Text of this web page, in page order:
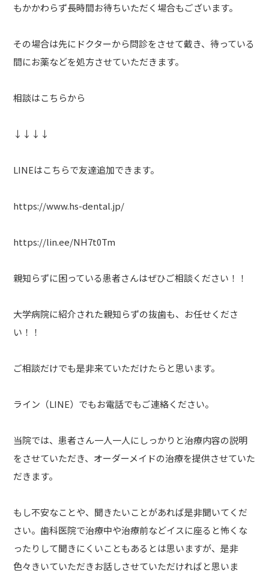
もかかわらず長時間お待ちいただく場合もございます。
その場合は先にドクターから問診をさせて戴き、待っている
間にお薬などを処方させていただきます。
相談はこちらから
↓↓↓↓
LINEはこちらで友達追加できます。
https://www.hs-dental.jp/
https://lin.ee/NH7t0Tm
親知らずに困っている患者さんはぜひご相談ください！！
大学病院に紹介された親知らずの抜歯も、お任せくださ
い！！
ご相談だけでも是非来ていただけたらと思います。
ライン（LINE）でもお電話でもご連絡ください。
当院では、患者さん一人一人にしっかりと治療内容の説明
をさせていただき、オーダーメイドの治療を提供させていた
だきます。
もし不安なことや、聞きたいことがあれば是非聞いてくだ
さい。歯科医院で治療中や治療前などイスに座ると怖くな
ったりして聞きにくいこともあるとは思いますが、是非
色々きいていただきお話しさせていただければと思いま